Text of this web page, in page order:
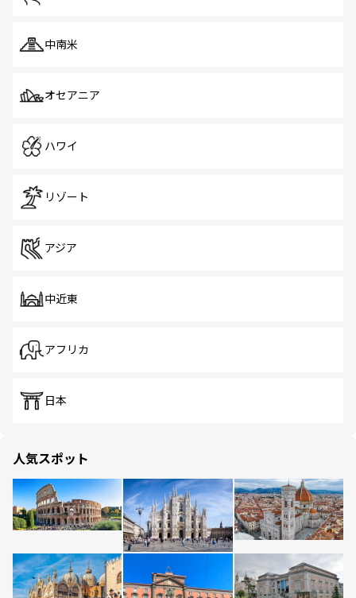
中南米
オセアニア
ハワイ
リゾート
アジア
中近東
アフリカ
日本
人気スポット